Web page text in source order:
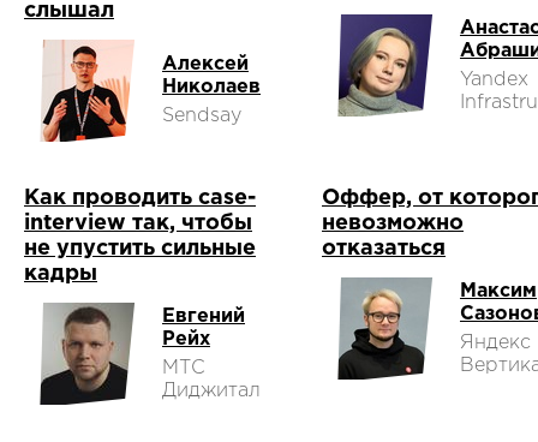
слышал
Алексей
Николаев
Sendsay
Yandex
Как проводить case-
interview так, чтобы
не упустить сильные
кадры
Евгений
Рейх
МТС
Диджитал
Оффер, от
невозможно
отказаться
Максим
Яндекс